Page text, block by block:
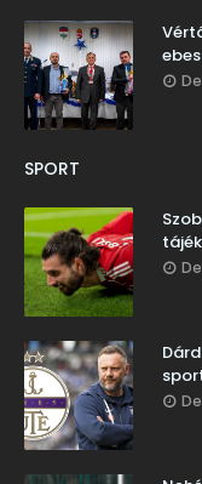
SPORT